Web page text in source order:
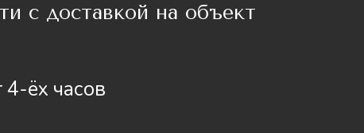
с доставкой на объект
ёх часов